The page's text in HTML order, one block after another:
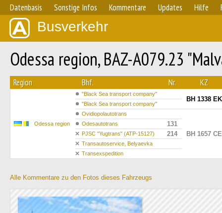
Datenbasis Sonstige Infos Kommentare Updates Hilfe
Busverkehr
Odessa region, BAZ-A079.23
Region Bhf. Nr. KZ
Odessa region
"Вlack Sea transport company"
BH 1338 EK
"Вlack Sea transport company"
Ovidiopolautotrans
BH 1657 CE
Odesautotrans 131
PJSC "Yugtrans" (ATP-15127) 214
Transautoservice, Belyaevka
Transexspedition
Alle Kommentare zu den Fotos dieses Fahrzeugs